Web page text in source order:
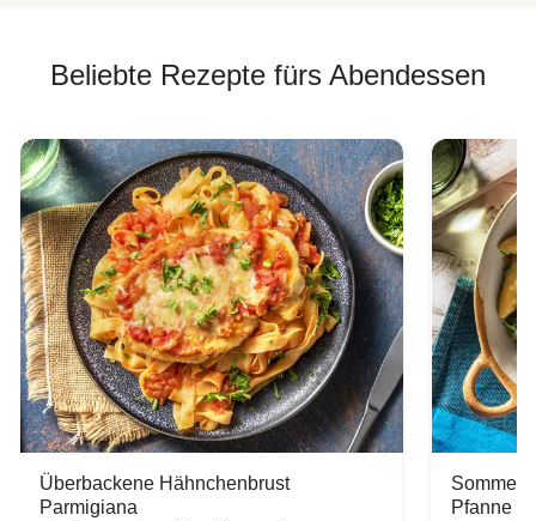
Beliebte Rezepte fürs Abendessen
Überbackene Hähnchenbrust
Parmigiana
Pfanne